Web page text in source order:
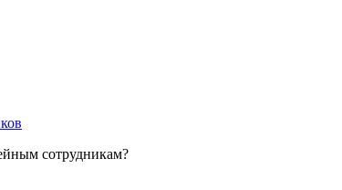
сотрудникам?